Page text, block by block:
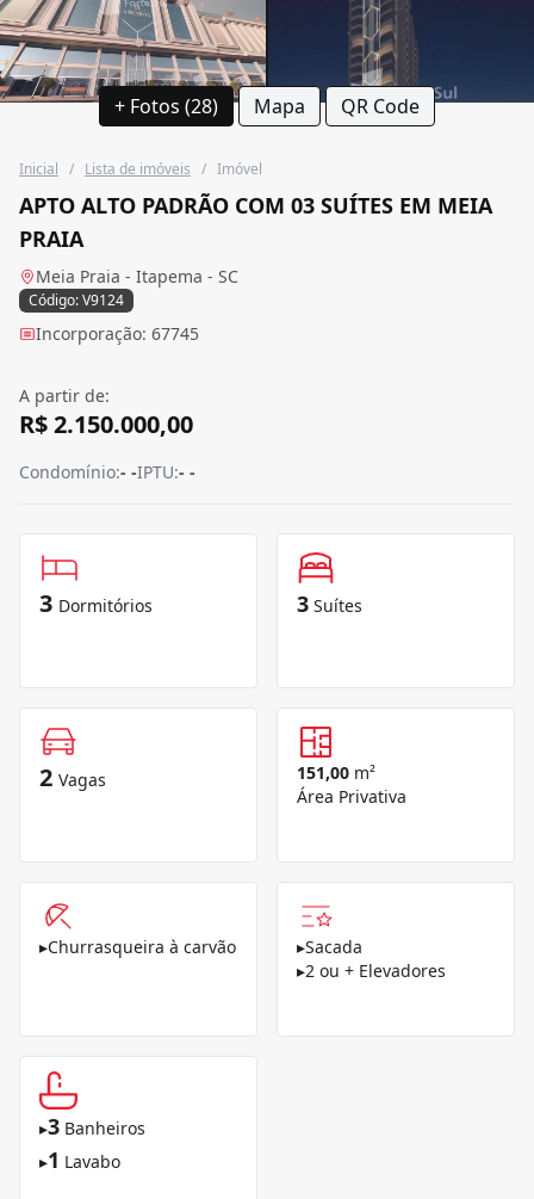
+ Fotos (28) Mapa QR Code
Inicial / Lista de imóveis / Imóvel
APTO ALTO PADRÃO COM 03 SUÍTES EM MEIA
PRAIA
Meia Praia - Itapema - SC
Código: V9124
Incorporação: 67745
A partir de:
R$ 2.150.000,00
Condomínio:- -IPTU:- -
3 Dormitórios 3 Suítes
2 Vagas 151,00 m²
Área Privativa
▸Churrasqueira à carvão ▸Sacada
▸2 ou + Elevadores
▸3 Banheiros
▸1 Lavabo